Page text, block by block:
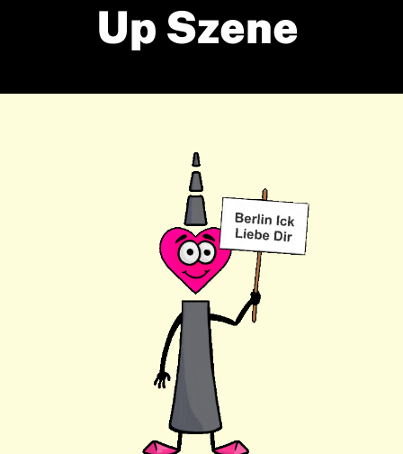
Up Szene